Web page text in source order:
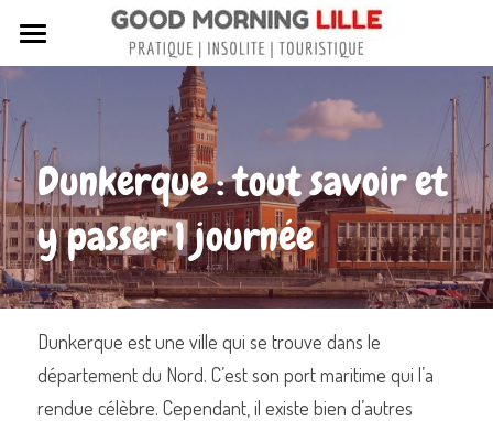
Lille de A à Z
Nos livres sur Lille
Lille insolite et secret
Street Art à Lille
Toutes les rues de Lille
Dunkerque : tout savoir et
y passer 1 journée
Dunkerque est une ville qui se trouve dans le
département du Nord. C’est son port maritime qui l’a
rendue célèbre. Cependant, il existe bien d’autres